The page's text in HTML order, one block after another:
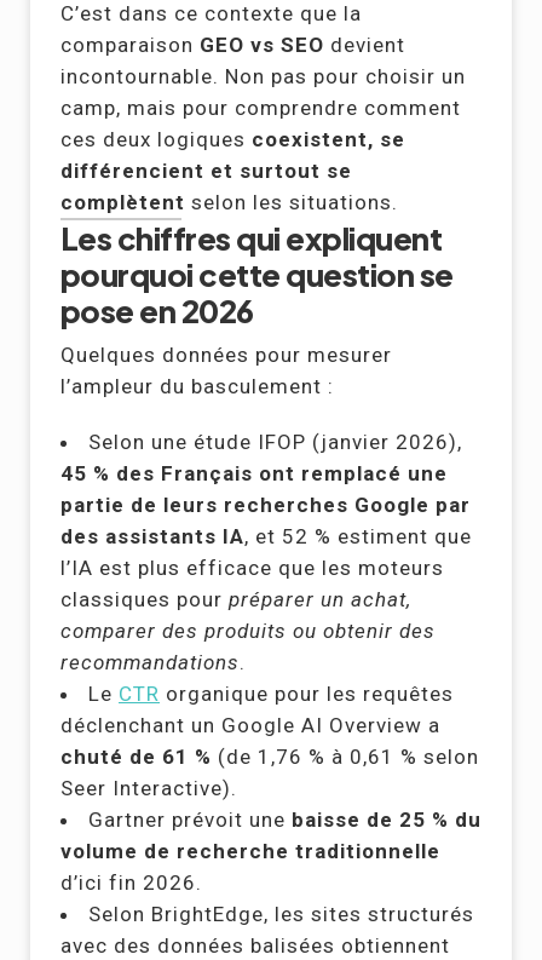
C’est dans ce contexte que la
comparaison GEO vs SEO devient
incontournable. Non pas pour choisir un
camp, mais pour comprendre comment
ces deux logiques coexistent, se
différencient et surtout se
complètent selon les situations.
Les chiffres qui expliquent
pourquoi cette question se
pose en 2026
Quelques données pour mesurer
l’ampleur du basculement :
Selon une étude IFOP (janvier 2026),
45 % des Français ont remplacé une
partie de leurs recherches Google par
des assistants IA, et 52 % estiment que
l’IA est plus efficace que les moteurs
classiques pour préparer un achat,
comparer des produits ou obtenir des
recommandations.
Le CTR organique pour les requêtes
déclenchant un Google AI Overview a
chuté de 61 % (de 1,76 % à 0,61 % selon
Seer Interactive).
Gartner prévoit une baisse de 25 % du
volume de recherche traditionnelle
d’ici fin 2026.
Selon BrightEdge, les sites structurés
avec des données balisées obtiennent